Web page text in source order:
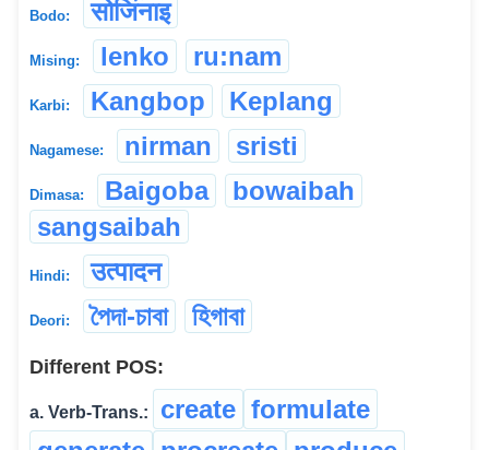
Bodo: सोजि॔नाइ
Mising: lenko ru:nam
Karbi: Kangbop Keplang
Nagamese: nirman sristi
Dimasa: Baigoba
bowaibah
sangsaibah
Hindi: उत्पादन
Deori: পৈদা-চাবা হিগাবা
Different POS:
a. Verb-Trans.: create formulate